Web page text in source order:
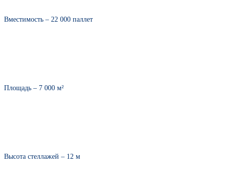
Вместимость – 22 000 паллет
Площадь – 7 000 м²
Высота стеллажей – 12 м